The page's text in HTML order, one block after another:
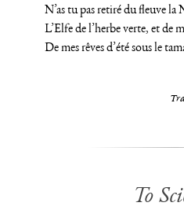
N’as tu pas retiré du fleuve la
L’Elfe de l’herbe verte, et de
De mes rêves d’été sous le
To